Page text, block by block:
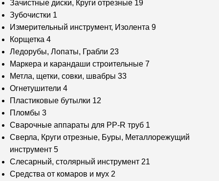
Зачистные диски, Круги отрезные 19
Зубочистки 1
Измерительный инструмент, Изолента 9
Корщетка 4
Ледорубы, Лопаты, Грабли 23
Маркера и карандаши строительные 7
Метла, щетки, совки, швабры 33
Огнетушители 4
Пластиковые бутылки 12
Пломбы 3
Сварочные аппараты для PP-R труб 1
Сверла, Круги отрезные, Буры, Металлорежущий
инструмент 5
Слесарный, столярный инструмент 21
Средства от комаров и мух 2